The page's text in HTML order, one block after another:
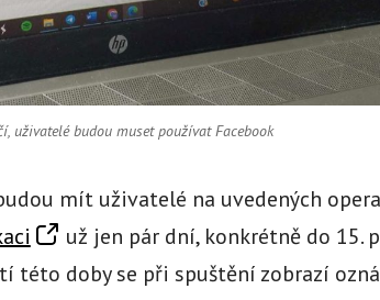
uživatelé budou muset používat Facebook
mít uživatelé na uvedených
už jen pár dní, konkrétně do 15.
této doby se při spuštění zobrazí